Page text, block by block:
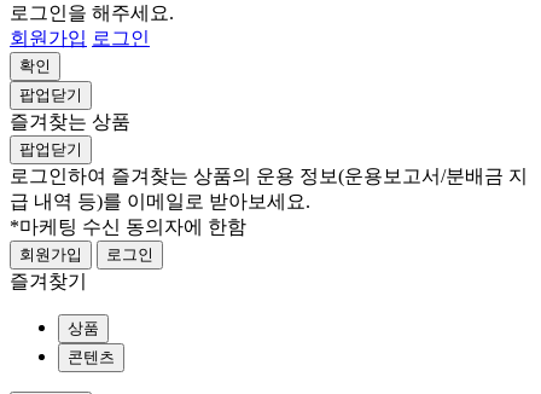
로그인을 해주세요.
회원가입 로그인
확인
팝업닫기
즐겨찾는 상품
팝업닫기
로그인하여 즐겨찾는 상품의 운용 정보(운용보고서/분배금 지
급 내역 등)를 이메일로 받아보세요.
*마케팅 수신 동의자에 한함
회원가입 로그인
즐겨찾기
상품
콘텐츠